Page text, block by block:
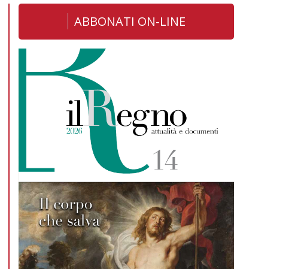
ABBONATI ON-LINE